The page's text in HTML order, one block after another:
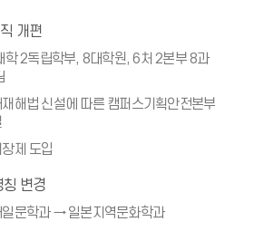
개편
학 2독립학부, 8대학원, 6처 2본부 8과
해법 신설에 따른 캠퍼스기획안전본부
제 도입
칭 변경
일문학과 → 일본지역문화학과